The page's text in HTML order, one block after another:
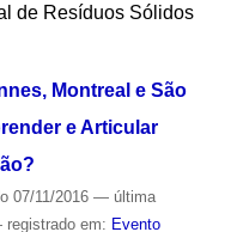
de Resíduos Sólidos
Montreal e São
e Articular
07/11/2016 — última
em: Evento